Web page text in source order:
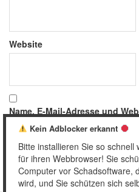
Website
Name, E-Mail-Adresse und
meinen nächsten Kommentar
Kein Adblocker erkannt
Bitte installieren Sie so
für ihren Webbrowser! Sie
Computer vor Schadsoftware,
wird, und Sie schützen sich